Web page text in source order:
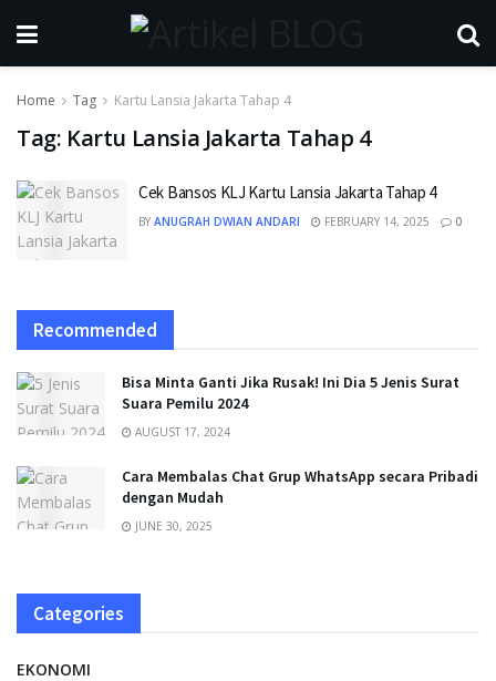
Home Tag Kartu Lansia Jakarta Tahap 4
Tag: Kartu Lansia Jakarta Tahap 4
Cek Bansos KLJ Kartu Lansia Jakarta Tahap 4
BY ANUGRAH DWIAN ANDARI FEBRUARY 14, 2025 0
Recommended
Bisa Minta Ganti Jika Rusak! Ini Dia 5 Jenis Surat
Suara Pemilu 2024
AUGUST 17, 2024
Cara Membalas Chat Grup WhatsApp secara Pribadi
dengan Mudah
JUNE 30, 2025
Categories
EKONOMI